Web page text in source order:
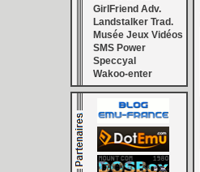
GirlFriend Adv.
Landstalker Trad.
Musée Jeux Vidéos
SMS Power
Speccyal
Wakoo-enter